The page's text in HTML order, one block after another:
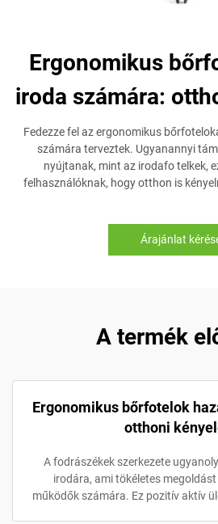
Ergonomikus
iroda számára:
Fedezze fel az ergonomikus
számára terveztek. Ugyanannyi
nyújtanak, mint az irodafo telkek,
felhasználóknak, hogy otthon is
Árajánlat
A termék
Ergonomikus bőrfotelok
otthoni
A fodrászékek szerkezete
irodára, ami tökéletes
működők számára. Ez pozitív aktív